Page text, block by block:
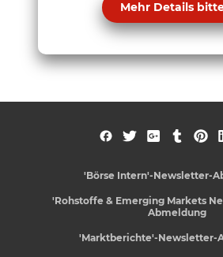
Mehr Details
'Börse Intern'-Newsletter-
'Rohstoffe & Emerging Markets
Abmeldung
'Marktberichte'-Newsletter-